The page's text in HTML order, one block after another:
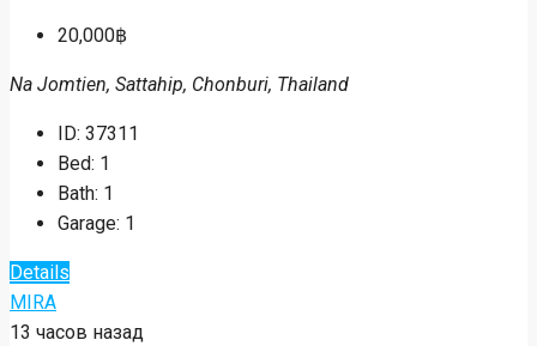
20,000฿
Na Jomtien, Sattahip, Chonburi, Thailand
ID: 37311
Bed: 1
Bath: 1
Garage: 1
Details
MIRA
13 часов назад